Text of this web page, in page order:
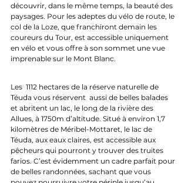
découvrir, dans le même temps, la beauté des
paysages. Pour les adeptes du vélo de route, le
col de la Loze, que franchiront demain les
coureurs du Tour, est accessible uniquement
en vélo et vous offre à son sommet une vue
imprenable sur le Mont Blanc.
Les  1112 hectares de la réserve naturelle de
Téuda vous réservent  aussi de belles balades
et abritent un lac, le long de la rivière des
Allues, à 1750m d’altitude. Situé à environ 1,7
kilomètres de Méribel-Mottaret, le lac de
Téuda, aux eaux claires, est accessible aux
pêcheurs qui pourront y trouver des truites
farios. C’est évidemment un cadre parfait pour
de belles randonnées, sachant que vous